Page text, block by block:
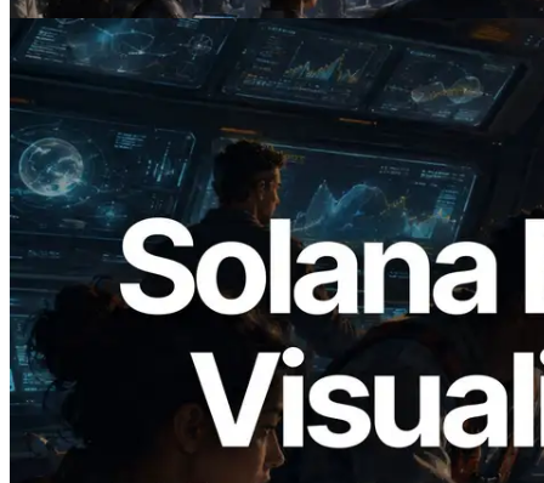
閱讀此文章
2026.05.24
Validators Solutions 釋出 Solana Block
Analyzer — 以 slot 為單位視覺化區塊生
成時間與負責驗證者